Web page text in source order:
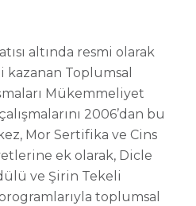
altında resmi olarak
kazanan Toplumsal
Mükemmeliyet
2006’dan bu
Mor Sertifika ve Cins
ek olarak, Dicle
ve Şirin Tekeli
toplumsal